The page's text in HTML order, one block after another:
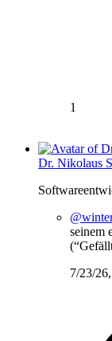
1
Dr. Nikolaus
seinem
7/23/